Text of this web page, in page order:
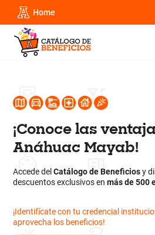
Home
¡Conoce las
Anáhuac Mayab!
Accede delCatálogo de Beneficiosy
descuentos exclusivos enmás de 500
¡Identifícate con tu credencial
aprovecha los beneficios!